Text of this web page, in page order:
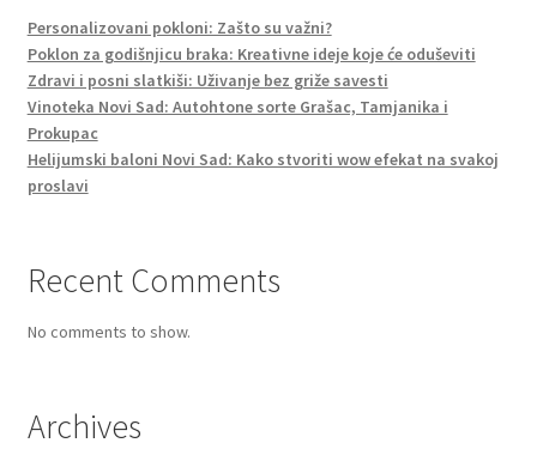
Personalizovani pokloni: Zašto su važni?
Poklon za godišnjicu braka: Kreativne ideje koje će oduševiti
Zdravi i posni slatkiši: Uživanje bez griže savesti
Vinoteka Novi Sad: Autohtone sorte Grašac, Tamjanika i
Prokupac
Helijumski baloni Novi Sad: Kako stvoriti wow efekat na svakoj
proslavi
Recent Comments
No comments to show.
Archives